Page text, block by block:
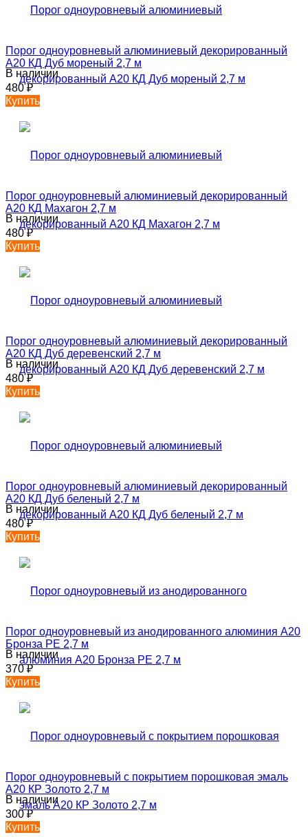
Порог одноуровневый алюминиевый декорированный
А20 КД Дуб мореный 2,7 м
В наличии
480₽
Купить
Порог одноуровневый алюминиевый декорированный
А20 КД Махагон 2,7 м
В наличии
480₽
Купить
Порог одноуровневый алюминиевый декорированный
А20 КД Дуб деревенский 2,7 м
В наличии
480₽
Купить
Порог одноуровневый алюминиевый декорированный
А20 КД Дуб беленый 2,7 м
В наличии
480₽
Купить
Порог одноуровневый из анодированного алюминия А20
Бронза РЕ 2,7 м
В наличии
370₽
Купить
Порог одноуровневый с покрытием порошковая эмаль
А20 КР Золото 2,7 м
В наличии
300₽
Купить